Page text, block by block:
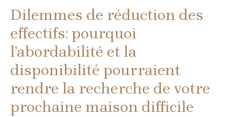
Dilemmes de réduction des
effectifs: pourquoi
l’abordabilité et la
disponibilité pourraient
rendre la recherche de votre
prochaine maison difficile